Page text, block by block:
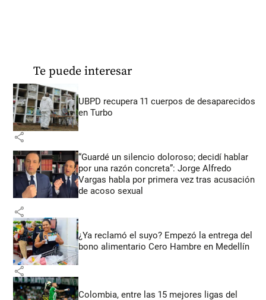
Te puede interesar
UBPD recupera 11 cuerpos de desaparecidos
en Turbo
share
“Guardé un silencio doloroso; decidí hablar
por una razón concreta”: Jorge Alfredo
Vargas habla por primera vez tras acusación
de acoso sexual
share
¿Ya reclamó el suyo? Empezó la entrega del
bono alimentario Cero Hambre en Medellín
share
Colombia, entre las 15 mejores ligas del